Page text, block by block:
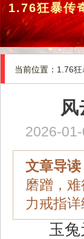
1.76狂暴传
当前位置： 1.76
2026-
文章导读
磨蹭，
力戒指详
玉兔